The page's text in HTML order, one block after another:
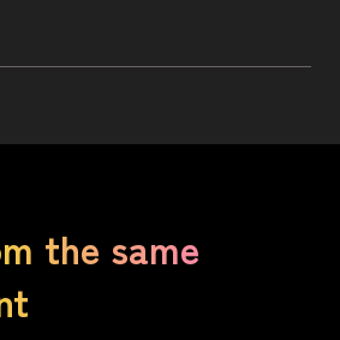
the same